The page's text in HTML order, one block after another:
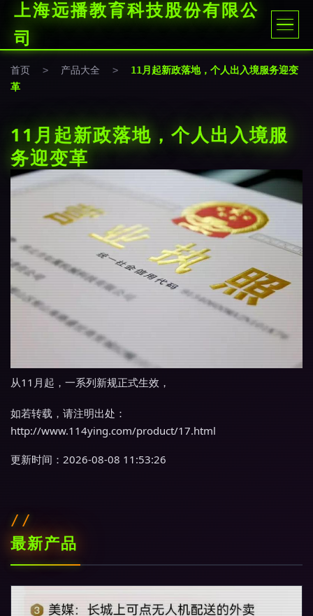
上海远播教育科技股份有限公
司
首页 > 产品大全 >
11月起新政落地，个人出入境服务迎变
革
11月起新政落地，个人出入境服
务迎变革
从11月起，一系列新规正式生效，
如若转载，请注明出处：
http://www.114ying.com/product/17.html
更新时间：2026-08-08 11:53:26
最新产品